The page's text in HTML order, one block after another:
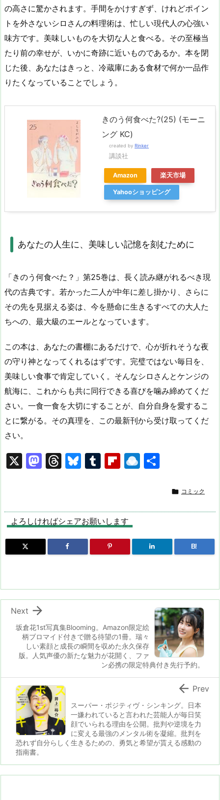
の高さに驚かされます。手間をかけすぎず、けれどポイン
トを外さないシロさんの料理術は、忙しい現代人の心強い
味方です。美味しいものを大切な人と食べる。その至極当
たり前の幸せが、いかに奇跡に近いものであるか。本を閉
じた後、あなたはきっと、冷蔵庫にある食材で何か一品作
りたくなっていることでしょう。
きのう何食べた?(25) (モーニ
ング KC)
created by Rinker
講談社
Amazon 楽天市場
Yahooショッピング
あなたの人生に、美味しい記憶を刻むために
「きのう何食べた？」第25巻は、長く読み継がれるべき現
代の古典です。若かった二人が中年に差し掛かり、さらに
その先を見据える姿は、今を懸命に生きるすべての大人た
ちへの、最大級のエールとなっています。
この本は、あなたの書棚にあるだけで、心が折れそうな夜
の守り神となってくれるはずです。完璧ではない毎日を、
美味しい食事で肯定していく。そんなシロさんとケンジの
航海に、これからも共に同行できる喜びを噛み締めてくだ
さい。一食一食を大切にすることが、自分自身を愛するこ
とに繋がる。その真理を、この最新刊から受け取ってくだ
さい。
X
M
o
d
o
n
T
a
d
s
Bl
s
k
y
T
bl
r
Fl
o
ar
d
R
dr
p.
io
 コミック
よろしければシェアお願いします
B!
坂倉花1st写真集Blooming。Amazon限定絵
柄ブロマイド付きで贈る待望の1冊。瑞々
しい素顔と成長の瞬間を収めた永久保存
版。人気声優の新たな魅力が花開く、ファ
ン必携の限定特典付き先行予約。

Next
スーパー・ポジティヴ・シンキング。日本
一嫌われていると言われた芸能人が毎日笑
顔でいられる理由を公開。批判や逆境を力
に変える最強のメンタル術を凝縮。批判を
恐れず自分らしく生きるための、勇気と希望が貰える感動の
指南書。
 Prev